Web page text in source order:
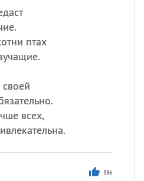
птах
всех,
386
Сегодня празднуют именины
Акакий
Алена,Анастасия
Антонина